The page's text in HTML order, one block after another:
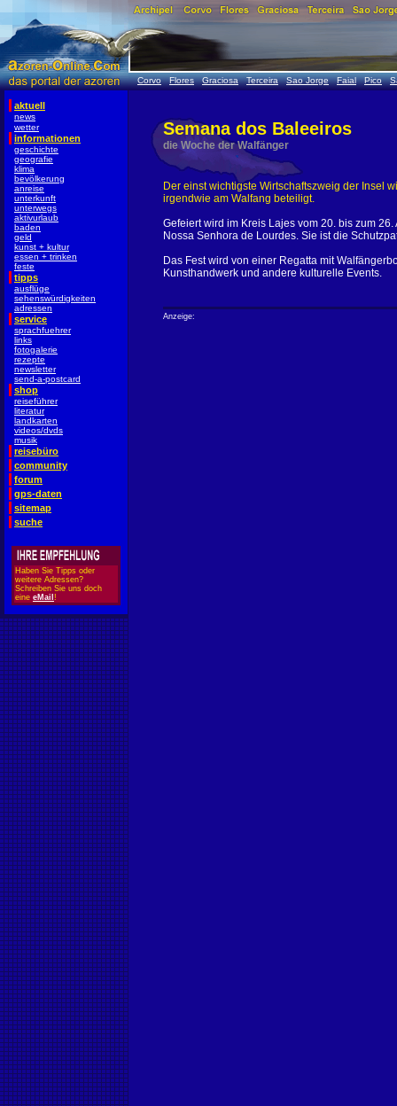
Corvo Flores Graciosa Terceira Sao Jorge Faial Pico
aktuell
news
wetter
informationen
geschichte
geografie
klima
bevölkerung
anreise
unterkunft
unterwegs
aktivurlaub
baden
geld
kunst + kultur
essen + trinken
feste
tipps
ausflüge
sehenswürdigkeiten
adressen
service
sprachfuehrer
links
fotogalerie
rezepte
newsletter
send-a-postcard
shop
reiseführer
literatur
landkarten
videos/dvds
musik
reisebüro
community
forum
gps-daten
sitemap
suche
Haben Sie Tipps oder
weitere Adressen?
Schreiben Sie uns doch
eine eMail !
Semana dos Baleeiros
die Woche der Walfänger
Der einst wichtigste Wirtschaftszweig der Insel
irgendwie am Walfang beteiligt.
Gefeiert wird im Kreis Lajes vom 20. bis zum
Nossa Senhora de Lourdes. Sie ist die
Das Fest wird von einer Regatta mit
Kunsthandwerk und andere kulturelle Events.
Anzeige: